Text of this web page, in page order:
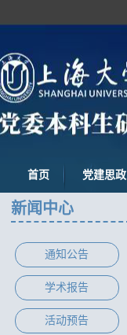
首页 党建思政
新闻中心
通知公告
学术报告
活动预告